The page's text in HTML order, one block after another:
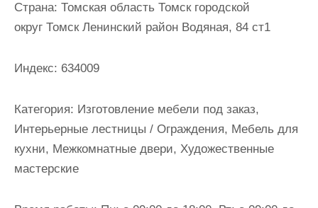
Страна: Томская область Томск городской
округ Томск Ленинский район Водяная, 84 ст1
Индекс: 634009
Категория: Изготовление мебели под заказ,
Интерьерные лестницы / Ограждения, Мебель для
кухни, Межкомнатные двери, Художественные
мастерские